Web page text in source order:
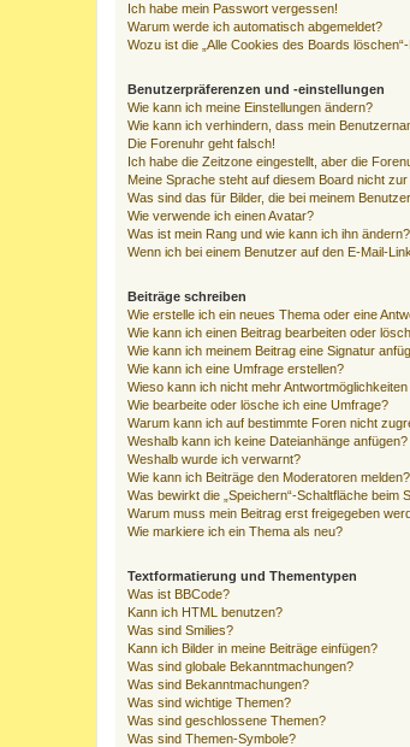
Ich habe mein Passwort vergessen!
Warum werde ich automatisch abgemeldet?
Wozu ist die „Alle Cookies des Boards
Benutzerpräferenzen und -einstellungen
Wie kann ich meine Einstellungen ändern?
Wie kann ich verhindern, dass mein
Die Forenuhr geht falsch!
Ich habe die Zeitzone eingestellt, aber die
Meine Sprache steht auf diesem Board nicht zur
Was sind das für Bilder, die bei meinem
Wie verwende ich einen Avatar?
Was ist mein Rang und wie kann ich ihn ändern?
Wenn ich bei einem Benutzer auf den E-Mail-
Beiträge schreiben
Wie erstelle ich ein neues Thema oder eine
Wie kann ich einen Beitrag bearbeiten oder
Wie kann ich meinem Beitrag eine Signatur
Wie kann ich eine Umfrage erstellen?
Wieso kann ich nicht mehr
Wie bearbeite oder lösche ich eine Umfrage?
Warum kann ich auf bestimmte Foren nicht
Weshalb kann ich keine Dateianhänge anfügen?
Weshalb wurde ich verwarnt?
Wie kann ich Beiträge den Moderatoren melden?
Was bewirkt die „Speichern“-Schaltfläche beim
Warum muss mein Beitrag erst freigegeben
Wie markiere ich ein Thema als neu?
Textformatierung und Thementypen
Was ist BBCode?
Kann ich HTML benutzen?
Was sind Smilies?
Kann ich Bilder in meine Beiträge einfügen?
Was sind globale Bekanntmachungen?
Was sind Bekanntmachungen?
Was sind wichtige Themen?
Was sind geschlossene Themen?
Was sind Themen-Symbole?